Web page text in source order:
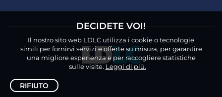
DECIDETE VOI!
Il nostro sito web LDLC utilizza i cookie o tecnologie
simili per fornirvi servizi e offerte su misura, per garantire
una migliore esperienza e per raccogliere statistiche
sulle visite. Leggi di più.
RIFIUTO